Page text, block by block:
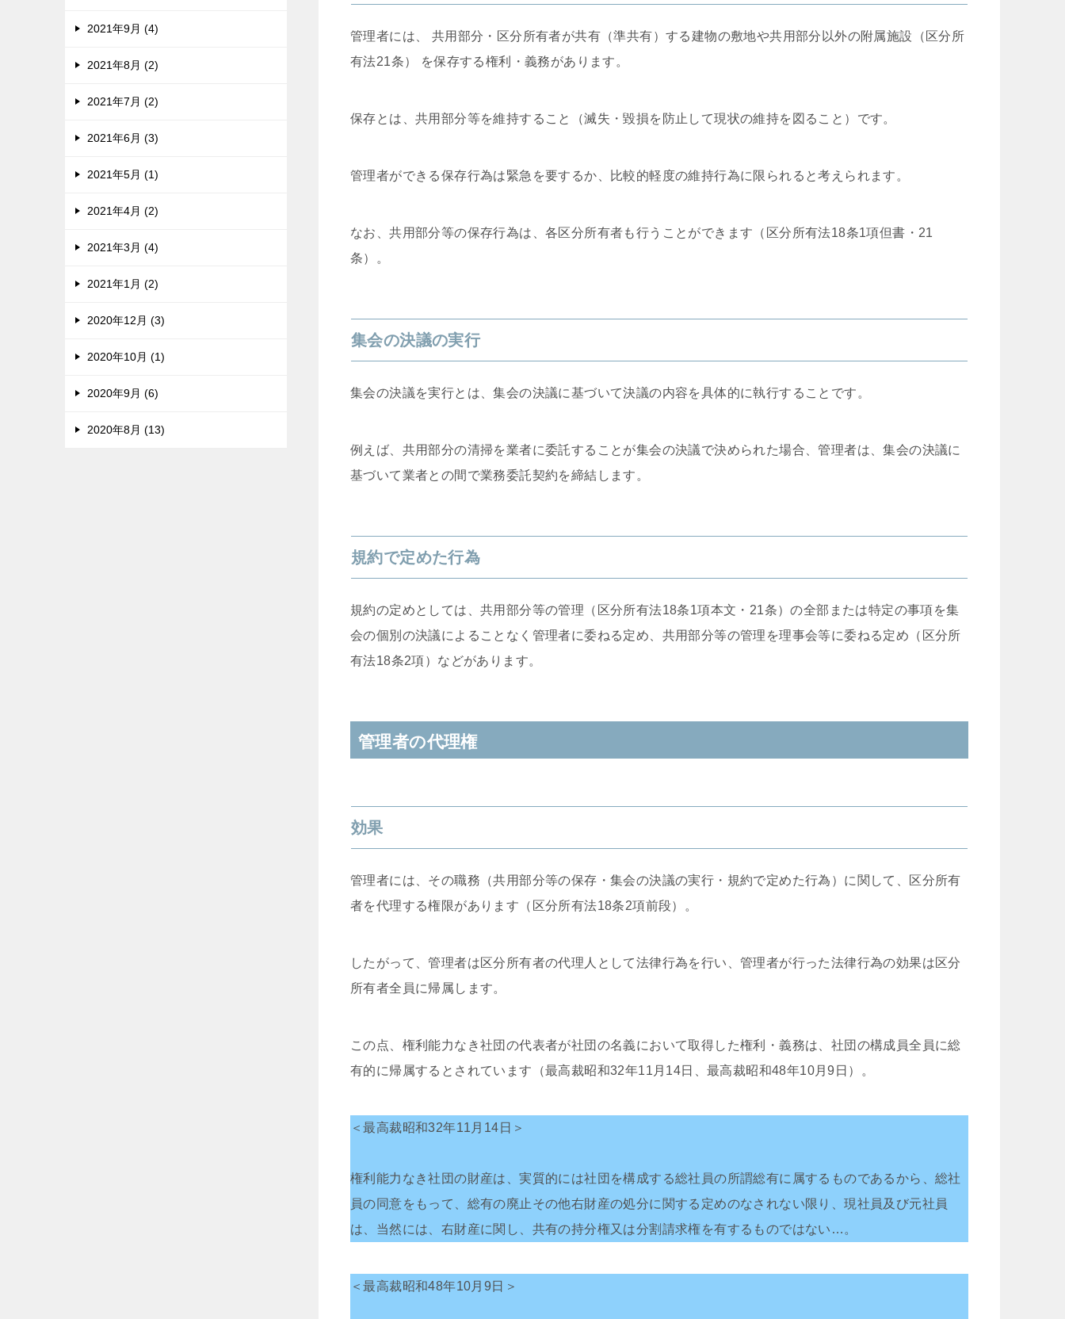
管理者には、 共用部分・区分所有者が共有（準共有）する建物の敷地や共用部分以外の附属施設（区分所
有法21条） を保存する権利・義務があります。
保存とは、共用部分等を維持すること（滅失・毀損を防止して現状の維持を図ること）です。
管理者ができる保存行為は緊急を要するか、比較的軽度の維持行為に限られると考えられます。
なお、共用部分等の保存行為は、各区分所有者も行うことができます（区分所有法18条1項但書・21
条）。
集会の決議の実行
集会の決議を実行とは、集会の決議に基づいて決議の内容を具体的に執行することです。
例えば、共用部分の清掃を業者に委託することが集会の決議で決められた場合、管理者は、集会の決議に
基づいて業者との間で業務委託契約を締結します。
規約で定めた行為
規約の定めとしては、共用部分等の管理（区分所有法18条1項本文・21条）の全部または特定の事項を集
会の個別の決議によることなく管理者に委ねる定め、共用部分等の管理を理事会等に委ねる定め（区分所
有法18条2項）などがあります。
管理者の代理権
効果
管理者には、その職務（共用部分等の保存・集会の決議の実行・規約で定めた行為）に関して、区分所有
者を代理する権限があります（区分所有法18条2項前段）。
したがって、管理者は区分所有者の代理人として法律行為を行い、管理者が行った法律行為の効果は区分
所有者全員に帰属します。
この点、権利能力なき社団の代表者が社団の名義において取得した権利・義務は、社団の構成員全員に総
有的に帰属するとされています（最高裁昭和32年11月14日、最高裁昭和48年10月9日）。
＜最高裁昭和32年11月14日＞
権利能力なき社団の財産は、実質的には社団を構成する総社員の所謂総有に属するものであるから、総社
員の同意をもって、総有の廃止その他右財産の処分に関する定めのなされない限り、現社員及び元社員
は、当然には、右財産に関し、共有の持分権又は分割請求権を有するものではない…。
＜最高裁昭和48年10月9日＞
2021年9月 (4)
2021年8月 (2)
2021年7月 (2)
2021年6月 (3)
2021年5月 (1)
2021年4月 (2)
2021年3月 (4)
2021年1月 (2)
2020年12月 (3)
2020年10月 (1)
2020年9月 (6)
2020年8月 (13)